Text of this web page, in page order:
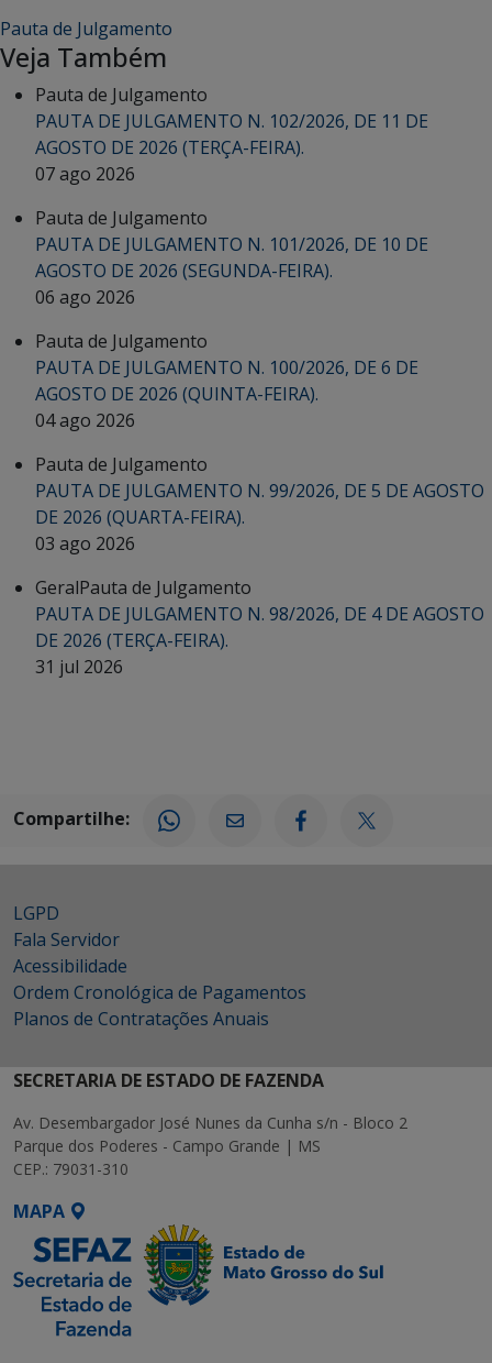
Pauta de Julgamento
Veja Também
Pauta de Julgamento
PAUTA DE JULGAMENTO N. 102/2026, DE 11 DE
AGOSTO DE 2026 (TERÇA-FEIRA).
07 ago 2026
Pauta de Julgamento
PAUTA DE JULGAMENTO N. 101/2026, DE 10 DE
AGOSTO DE 2026 (SEGUNDA-FEIRA).
06 ago 2026
Pauta de Julgamento
PAUTA DE JULGAMENTO N. 100/2026, DE 6 DE
AGOSTO DE 2026 (QUINTA-FEIRA).
04 ago 2026
Pauta de Julgamento
PAUTA DE JULGAMENTO N. 99/2026, DE 5 DE AGOSTO
DE 2026 (QUARTA-FEIRA).
03 ago 2026
GeralPauta de Julgamento
PAUTA DE JULGAMENTO N. 98/2026, DE 4 DE AGOSTO
DE 2026 (TERÇA-FEIRA).
31 jul 2026
Compartilhe:
LGPD
Fala Servidor
Acessibilidade
Ordem Cronológica de Pagamentos
Planos de Contratações Anuais
SECRETARIA DE ESTADO DE FAZENDA
Av. Desembargador José Nunes da Cunha s/n - Bloco 2
Parque dos Poderes - Campo Grande | MS
CEP.: 79031-310
MAPA